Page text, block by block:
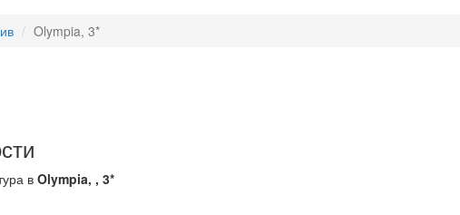
Olympia, 3*
в Olympia, , 3*